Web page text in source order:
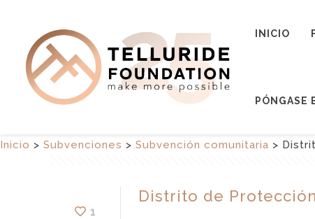
INICIO
PÓNGASE
Inicio > Subvenciones > Subvención comunitaria >
1
Distrito de